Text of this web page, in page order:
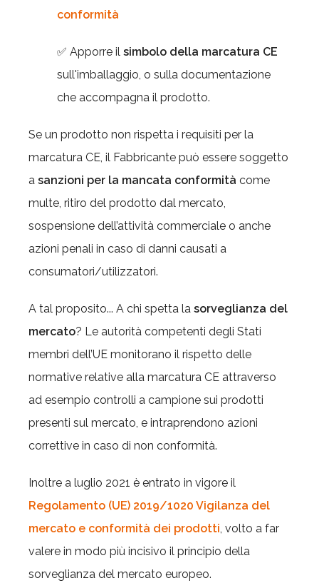
conformità
✅ Apporre il simbolo della marcatura CE
sull'imballaggio, o sulla documentazione
che accompagna il prodotto.
Se un prodotto non rispetta i requisiti per la
marcatura CE, il Fabbricante può essere soggetto
a sanzioni per la mancata conformità come
multe, ritiro del prodotto dal mercato,
sospensione dell’attività commerciale o anche
azioni penali in caso di danni causati a
consumatori/utilizzatori.
A tal proposito... A chi spetta la sorveglianza del
mercato? Le autorità competenti degli Stati
membri dell’UE monitorano il rispetto delle
normative relative alla marcatura CE attraverso
ad esempio controlli a campione sui prodotti
presenti sul mercato, e intraprendono azioni
correttive in caso di non conformità.
Inoltre a luglio 2021 è entrato in vigore il
Regolamento (UE) 2019/1020 Vigilanza del
mercato e conformità dei prodotti, volto a far
valere in modo più incisivo il principio della
sorveglianza del mercato europeo.